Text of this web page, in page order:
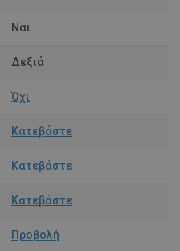
Ναι
Δεξιά
Όχι
Κατεβάστε
Κατεβάστε
Κατεβάστε
Προβολή